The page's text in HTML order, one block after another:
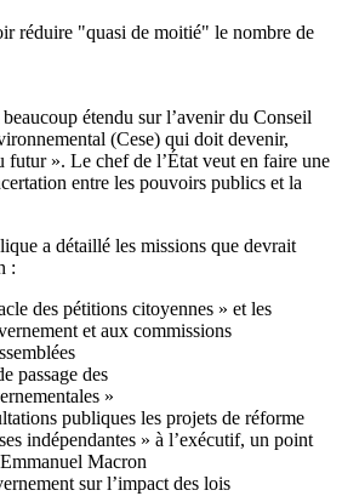
réduire "quasi de moitié" le nombre de
étendu sur l’avenir du Conseil
(Cese) qui doit devenir,
futur ». Le chef de l’État veut en faire une
entre les pouvoirs publics et la
a détaillé les missions que devrait
:
des pétitions citoyennes » et les
et aux commissions
passage des
»
publiques les projets de réforme
indépendantes » à l’exécutif, un point
Macron
sur l’impact des lois